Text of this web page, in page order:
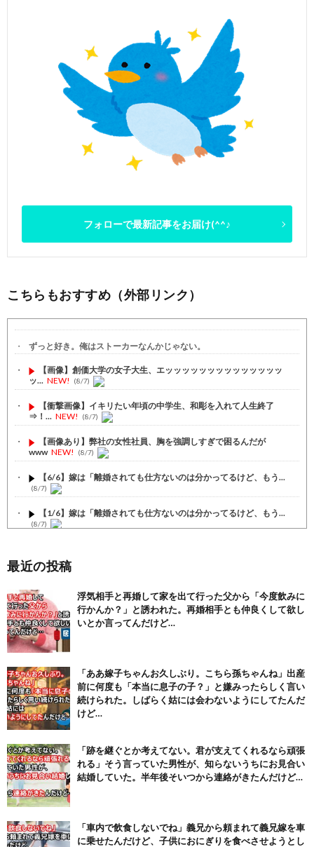
フォローで最新記事をお届け(^^♪
こちらもおすすめ（外部リンク）
ずっと好き。俺はストーカーなんかじゃない。
【画像】創価大学の女子大生、エッッッッッッッッッッッッッッ
ッ... NEW! (8/7)
【衝撃画像】イキリたい年頃の中学生、和彫を入れて人生終了
⇒！... NEW! (8/7)
【画像あり】弊社の女性社員、胸を強調しすぎで困るんだが
www NEW! (8/7)
【6/6】嫁は「離婚されても仕方ないのは分かってるけど、もう...
(8/7)
【1/6】嫁は「離婚されても仕方ないのは分かってるけど、もう...
(8/7)
(8/7)
舌を絡ませて、唾液交換して── ちゅっちゅしながらの濃厚エッ...
(7/30)
【パリピ孔明】アニオリ場面も高評価「パリピ」続編への期待が高...
【画像】テイルズで一番マ〇コ舐めまわしたい女の子ｗｗｗｗｗ
(6/22)
Powered by livedoor 相互RSS
最近の投稿
浮気相手と再婚して家を出て行った父から「今度飲みに
行かんか？」と誘われた。再婚相手とも仲良くして欲し
いとか言ってんだけど…
「ああ嫁子ちゃんお久しぶり。こちら孫ちゃんね」出産
前に何度も「本当に息子の子？」と嫌みったらしく言い
続けられた。しばらく姑には会わないようにしてたんだ
けど…
「跡を継ぐとか考えてない。君が支えてくれるなら頑張
れる」そう言っていた男性が、知らないうちにお見合い
結婚していた。半年後そいつから連絡がきたんだけど…
「車内で飲食しないでね」義兄から頼まれて義兄嫁を車
に乗せたんだけど、子供におにぎりを食べさせようとし